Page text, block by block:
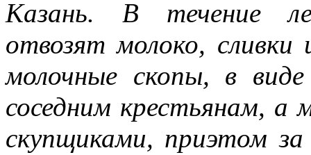
Казань. В течение
отвозят молоко,
молочные скопы, в
соседним крестьянам, а
скупщиками, приэтом за